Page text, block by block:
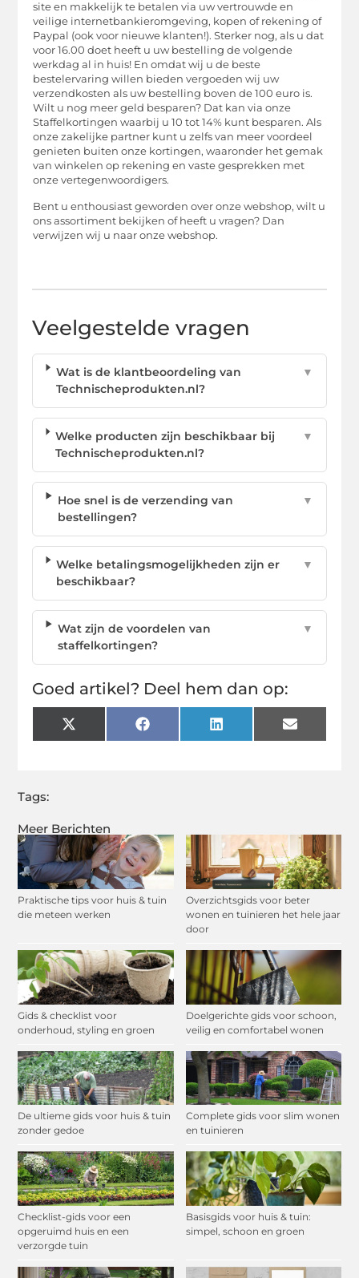
Meer Berichten
Praktische tips voor huis & tuin
die meteen werken
Overzichtsgids voor beter
wonen en tuinieren het hele jaar
door
Gids & checklist voor
onderhoud, styling en groen
Doelgerichte gids voor schoon,
veilig en comfortabel wonen
De ultieme gids voor huis & tuin
zonder gedoe
Complete gids voor slim wonen
en tuinieren
Checklist-gids voor een
opgeruimd huis en een
verzorgde tuin
Basisgids voor huis & tuin:
simpel, schoon en groen
site en makkelijk te betalen via uw vertrouwde en
veilige internetbankieromgeving, kopen of rekening of
Paypal (ook voor nieuwe klanten!). Sterker nog, als u dat
voor 16.00 doet heeft u uw bestelling de volgende
werkdag al in huis! En omdat wij u de beste
bestelervaring willen bieden vergoeden wij uw
verzendkosten als uw bestelling boven de 100 euro is.
Wilt u nog meer geld besparen? Dat kan via onze
Staffelkortingen waarbij u 10 tot 14% kunt besparen. Als
onze zakelijke partner kunt u zelfs van meer voordeel
genieten buiten onze kortingen, waaronder het gemak
van winkelen op rekening en vaste gesprekken met
onze vertegenwoordigers.
Bent u enthousiast geworden over onze webshop, wilt u
ons assortiment bekijken of heeft u vragen? Dan
verwijzen wij u naar onze webshop.
Veelgestelde vragen
Wat is de klantbeoordeling van
Technischeprodukten.nl?
▼
Welke producten zijn beschikbaar bij
Technischeprodukten.nl?
▼
Hoe snel is de verzending van
bestellingen?
▼
Welke betalingsmogelijkheden zijn er
beschikbaar?
▼
Wat zijn de voordelen van
staffelkortingen?
▼
Goed artikel? Deel hem dan op:
X
(Twitter)
Facebook LinkedIn Email
Tags: